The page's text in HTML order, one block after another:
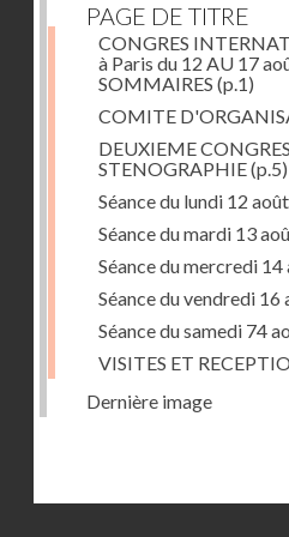
PAGE DE TITRE
CONGRES
à Paris du 12 AU 17
SOMMAIRES (p.1)
COMITE
DEUXIEME
STENOGRAPHIE(p.5)
Séance du lundi 12 août
Séance du mardi 13
Séance du mercredi 14
Séance du vendredi 16
Séance du samedi 74
VISITES ET
Dernière image